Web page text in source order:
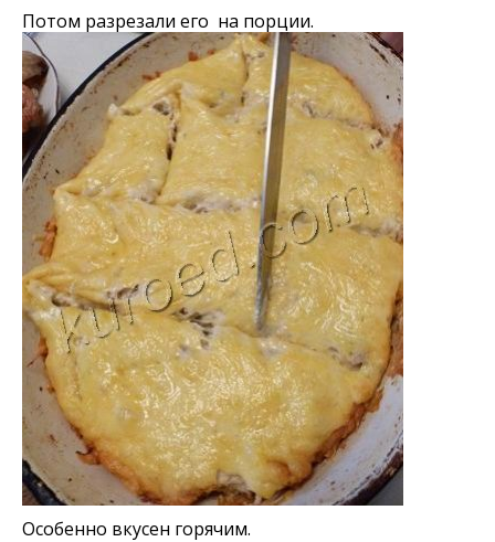
Потом разрезали его на порции.
Особенно вкусен горячим.